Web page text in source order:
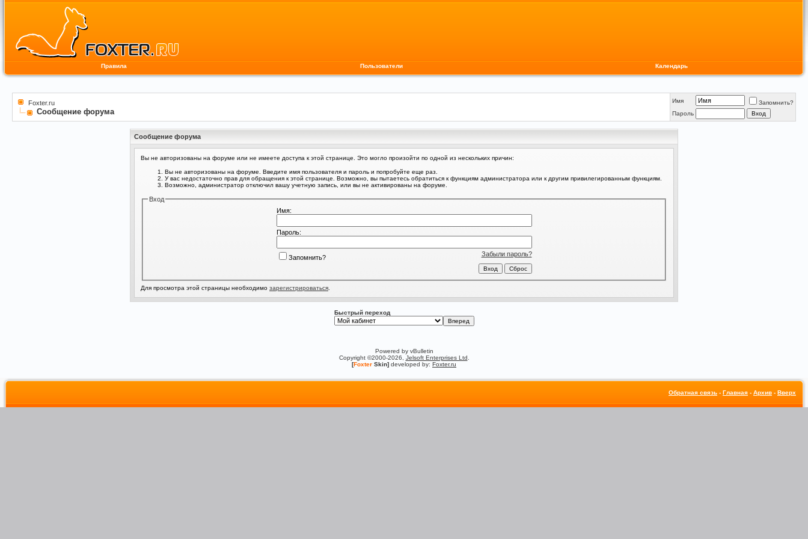
Правила Пользователи Календарь
Foxter.ru
Сообщение форума
Имя
Запомнить?
Пароль
Сообщение форума
Вы не авторизованы на форуме или не имеете доступа к этой странице. Это могло произойти по одной из нескольких причин:
Вы не авторизованы на форуме. Введите имя пользователя и пароль и попробуйте еще раз.
У вас недостаточно прав для обращения к этой странице. Возможно, вы пытаетесь обратиться к функциям администратора или к другим привилегированным функциям.
Возможно, администратор отключил вашу учетную запись, или вы не активированы на форуме.
Вход
Имя:
Пароль:
Забыли пароль?
Запомнить?
Для просмотра этой страницы необходимо зарегистрироваться
Быстрый переход
Powered by vBulletin
Copyright ©2000-2026, Jelsoft Enterprises Ltd
[Foxter Skin] developed by: Foxter.ru
Обратная связь - Главная - Архив - Вверх